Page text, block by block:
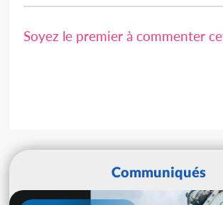
Soyez le premier à commenter
Communiqués